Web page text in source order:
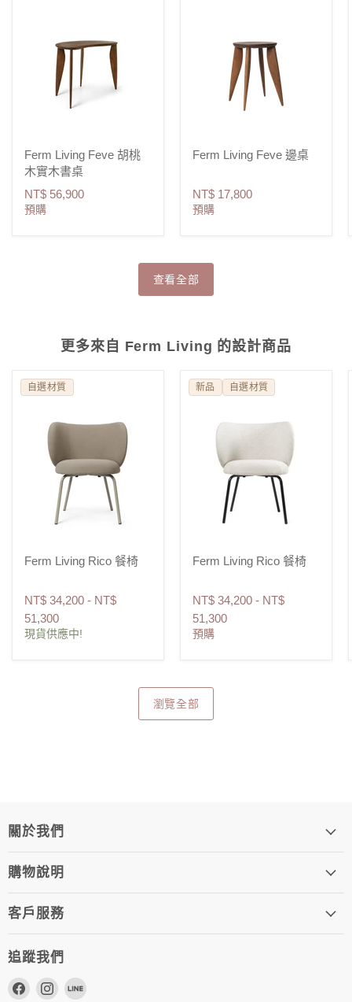
Ferm Living Feve 胡桃
木實木書桌
NT$ 56,900
預購
Ferm Living Feve 邊桌
NT$ 17,800
預購
查看全部
更多來自 Ferm Living 的設計商品
自選材質
Ferm Living Rico 餐椅
NT$ 34,200 - NT$
51,300
現貨供應中!
新品 自選材質
Ferm Living Rico 餐椅
NT$ 34,200 - NT$
51,300
預購
瀏覽全部
關於我們
購物說明
客戶服務
追蹤我們
在
在
在